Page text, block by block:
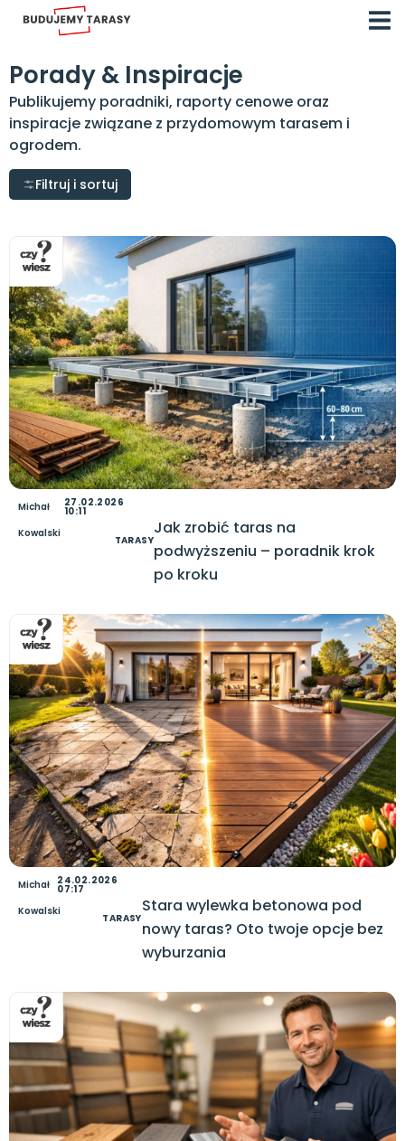
Porady & Inspiracje
Publikujemy poradniki, raporty cenowe oraz
inspiracje związane z przydomowym tarasem i
ogrodem.
Filtruj i sortuj
Michał
Kowalski
27.02.2026
10:11
TARASY
Jak zrobić taras na
podwyższeniu – poradnik krok
po kroku
Michał
Kowalski
24.02.2026
07:17
TARASY
Stara wylewka betonowa pod
nowy taras? Oto twoje opcje bez
wyburzania